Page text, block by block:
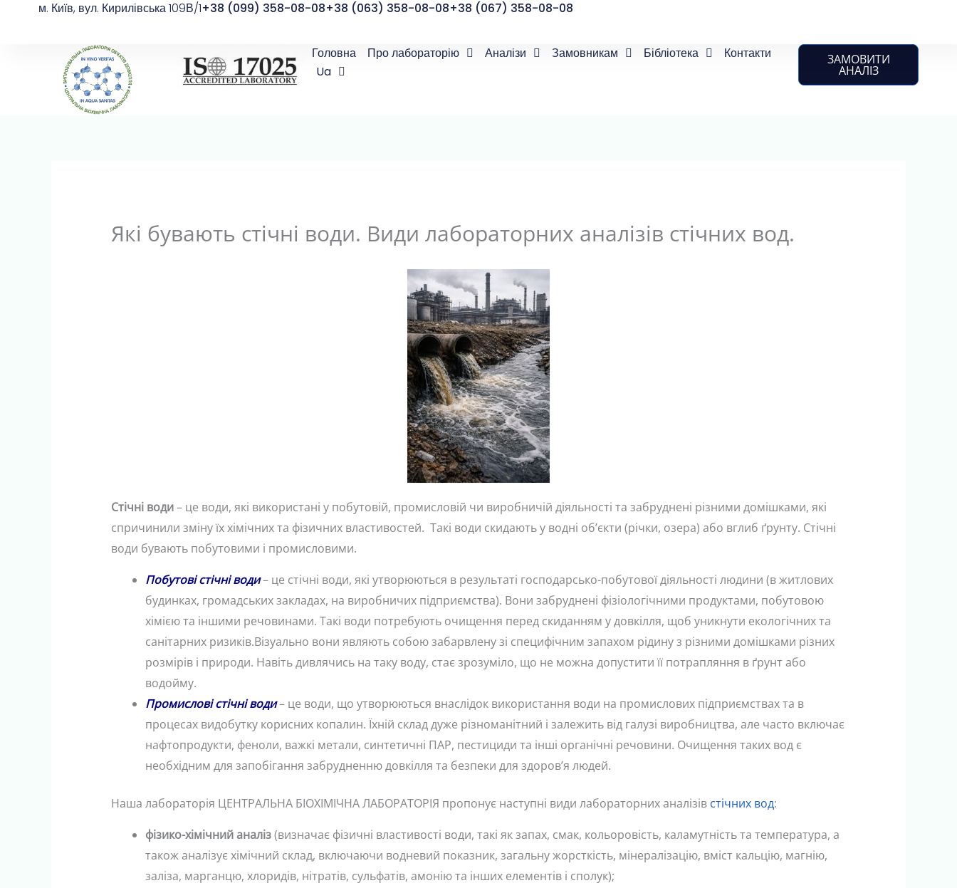
Перейтим. Київ, вул. Кирилівська 109В/1+38 (099) 358-08-08+38 (063) 358-08-08+38 (067) 358-08-08
Головна Про лабораторію Аналізи Замовникам Бібліотека
Контакти
Ua
ЗАМОВИТИ
АНАЛІЗ
Які бувають стічні води. Види лабораторних аналізів стічних вод.
Стічні води– це води, які використані у побутовій, промисловій чи виробничій діяльності та забруднені різними домішками, які
спричинили зміну їх хімічних та фізичних властивостей. Такі води скидають у водні об’єкти (річки, озера) або вглиб ґрунту. Стічні
води бувають побутовими і промисловими.
Побутові стічні води– це стічні води, які утворюються в результаті господарсько-побутової діяльності людини (в житлових
будинках, громадських закладах, на виробничих підприємства). Вони забруднені фізіологічними продуктами, побутовою
хімією та іншими речовинами. Такі води потребують очищення перед скиданням у довкілля, щоб уникнути екологічних та
санітарних ризиків.Візуально вони являють собою забарвлену зі специфічним запахом рідину з різними домішками різних
розмірів і природи. Навіть дивлячись на таку воду, стає зрозуміло, що не можна допустити її потрапляння в ґрунт або
водойму.
Промислові стічні води– це води, що утворюються внаслідок використання води на промислових підприємствах та в
процесах видобутку корисних копалин. Їхній склад дуже різноманітний і залежить від галузі виробництва, але часто включає
нафтопродукти, феноли, важкі метали, синтетичні ПАР, пестициди та інші органічні речовини. Очищення таких вод є
необхідним для запобігання забрудненню довкілля та безпеки для здоров’я людей.
Наша лабораторія ЦЕНТРАЛЬНА БІОХІМІЧНА ЛАБОРАТОРІЯ пропонує наступні види лабораторних аналізів стічних вод:
фізико-хімічний аналіз(визначає фізичні властивості води, такі як запах, смак, кольоровість, каламутність та температура, а
також аналізує хімічний склад, включаючи водневий показник, загальну жорсткість, мінералізацію, вміст кальцію, магнію,
заліза, марганцю, хлоридів, нітратів, сульфатів, амонію та інших елементів і сполук);